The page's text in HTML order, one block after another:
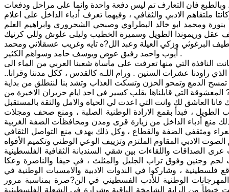
ملتقاهم الادبي والثقافي ، وفيهما تعرف أدباء الداخل على اعلام
بنورة ومحمد ابو خالد البطراوي وصبحي الشحروري وابراهيم العلم
عقل وريموندا الطويل وسميرة الخطيب وليلى علوش وللي كرنيك
البرغوثي وزكي العيلة وعبد الل?ه تايه وغريب عسقلاني ومحمد
أيوب واحمد رفيق عوض ويوسف حامد وسواهم الكثير .
النافذة التي منها تعرفت على مأساة شعبنا العربي من الماء الى
راودنا عشرات السنين . ورام اللـه كالقدس ، ككل مدننا وقرانا..
تمسح الدمع وتمحو الحزن وتسكت العذاب وتشد بنا لننطلق من بداية
التي قابلناها بقلب كسير في احد ايام حزيران الاخيرة من
الطويل ، فبدأ بقمع الارادة الوطنية الصلبة ، ومنع صحف ومجلات
منع أدباء الداخل من زيارة قرى ومدن ومحافظات الضفة الغربية
ومثقفي الضفة والقطاع ، وكل ذلك بهدف منع التواصل الثقافي
الصداقات واللقاءات بين شقي السنديانة الثقافية الفلسطينية
وجنين وفوق تراب الجليل والمثلث ، في حيفا والناصرة وعكا
فلسطينية ، وشاركوا في الندوات الادبية والامسيات الوطنية في
الوطنية للأدب الفسطيني في الن?صرة بمناسبة مرور
من الراية الشامخة الباقية وشرارة في الشعلة الفلسطينية